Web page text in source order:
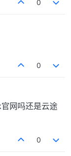
0
0
网吗还是云途
0